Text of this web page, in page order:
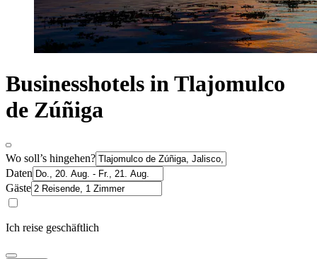
Businesshotels in Tlajomulco
de Zúñiga
Wo soll’s hingehen?
Daten
Gäste
Ich reise geschäftlich